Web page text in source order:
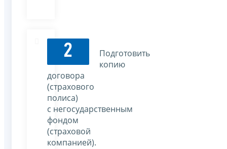
2
Подготовить
копию
договора
(страхового
полиса)
с негосударственным
фондом
(страховой
компанией).